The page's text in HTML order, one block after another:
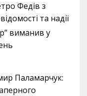
Федів з
та надії
виманив у
Паламарчук: